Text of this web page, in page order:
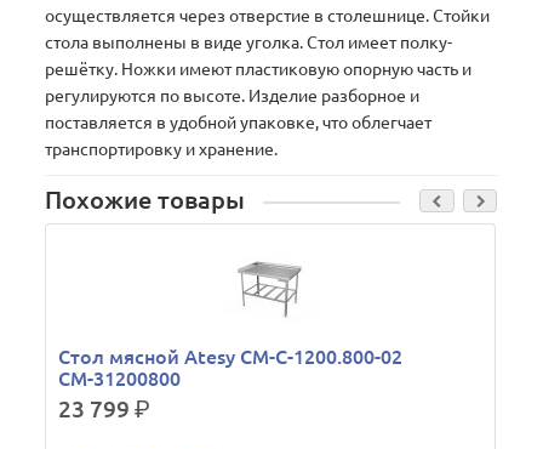
осуществляется через отверстие в столешнице. Стойки
стола выполнены в виде уголка. Стол имеет полку-
решётку. Ножки имеют пластиковую опорную часть и
регулируются по высоте. Изделие разборное и
поставляется в удобной упаковке, что облегчает
транспортировку и хранение.
Похожие товары
Стол мясной Atesy СМ-С-1200.800-02
СМ-31200800
23 799р.